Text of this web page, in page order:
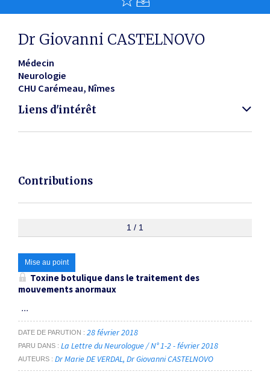
Dr Giovanni CASTELNOVO
Médecin
Neurologie
CHU Carémeau Nîmes
Liens d'intérêt
Contributions
1 / 1
Mise au point
Toxine botulique dans le traitement des
mouvements anormaux
...
DATE DE PARUTION 28 février 2018
PARU DANS La Lettre du Neurologue / N° 1-2 - février 2018
AUTEURS Dr Marie DE VERDAL Dr Giovanni CASTELNOVO